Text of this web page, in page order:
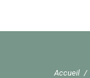
Accueil